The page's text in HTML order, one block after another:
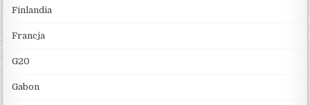
Finlandia
Francja
G20
Gabon